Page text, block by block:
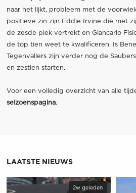
naar het lijkt, probleem met de
positieve zin zijn Eddie Irvine die met
de zesde plek vertrekt en Giancarlo
de top tien weet te kwalificeren. Is
Tegenvallers zijn verder nog de
en zestien starten.
Voor een volledig overzicht van alle
seizoenspagina.
LAATSTE NIEUWS
2w geleden